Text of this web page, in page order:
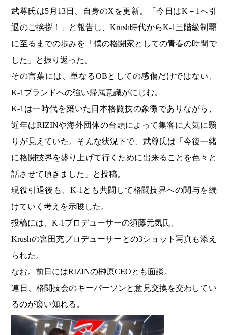
武尊氏は5月13日、自身のXを更新。「今日はK－1へ引
退のご挨拶！」と報告し、Krush時代からK-1三階級制覇
に至るまでの歩みを「僕の格闘家としての青春の時間で
した」と振り返った。
その言葉には、単なるOBとしての感傷だけではない、
K-1ブランドへの強い帰属意識がにじむ。
K-1は一時代を築いた日本格闘技の象徴でありながら、
近年はRIZINや海外団体の台頭によって集客に人気に翳
りが見えていた。そんな状況下で、武尊氏は「今後一緒
に格闘技界を盛り上げて行くために出来ることを色々と
話させて頂きました」と投稿。
現役引退後も、K-1とも共闘して格闘技界への関与を続
けていく考えを示唆した。
投稿には、K-1プロデューサーの須藤元気氏、
Krushの宮田充プロデューサーとの3ショット写真も添え
られた。
なお。前日にはRIZINの榊原CEOとも面談。
連日、格闘技会のキーパーソンと意見交換を交わしてい
るのが窺い知れる。